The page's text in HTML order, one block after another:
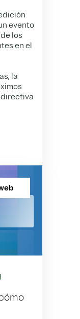
evento
los
en el
la